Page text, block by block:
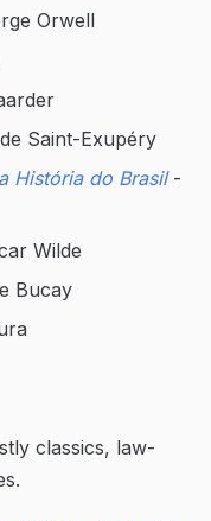
Orwell
Saint-Exupéry
História do Brasil-
Wilde
Bucay
classics, law-